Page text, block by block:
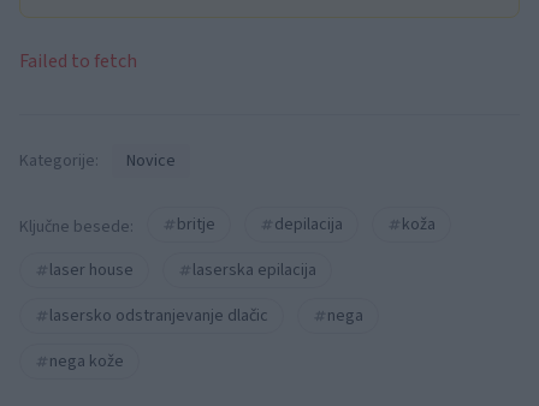
Failed to fetch
Kategorije: Novice
Ključne besede: britje depilacija
koža
laser house
laserska epilacija
lasersko odstranjevanje dlačic
nega
nega kože